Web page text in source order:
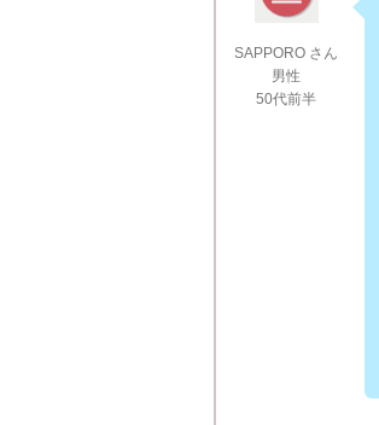
SAPPORO さん
男性
50代前半